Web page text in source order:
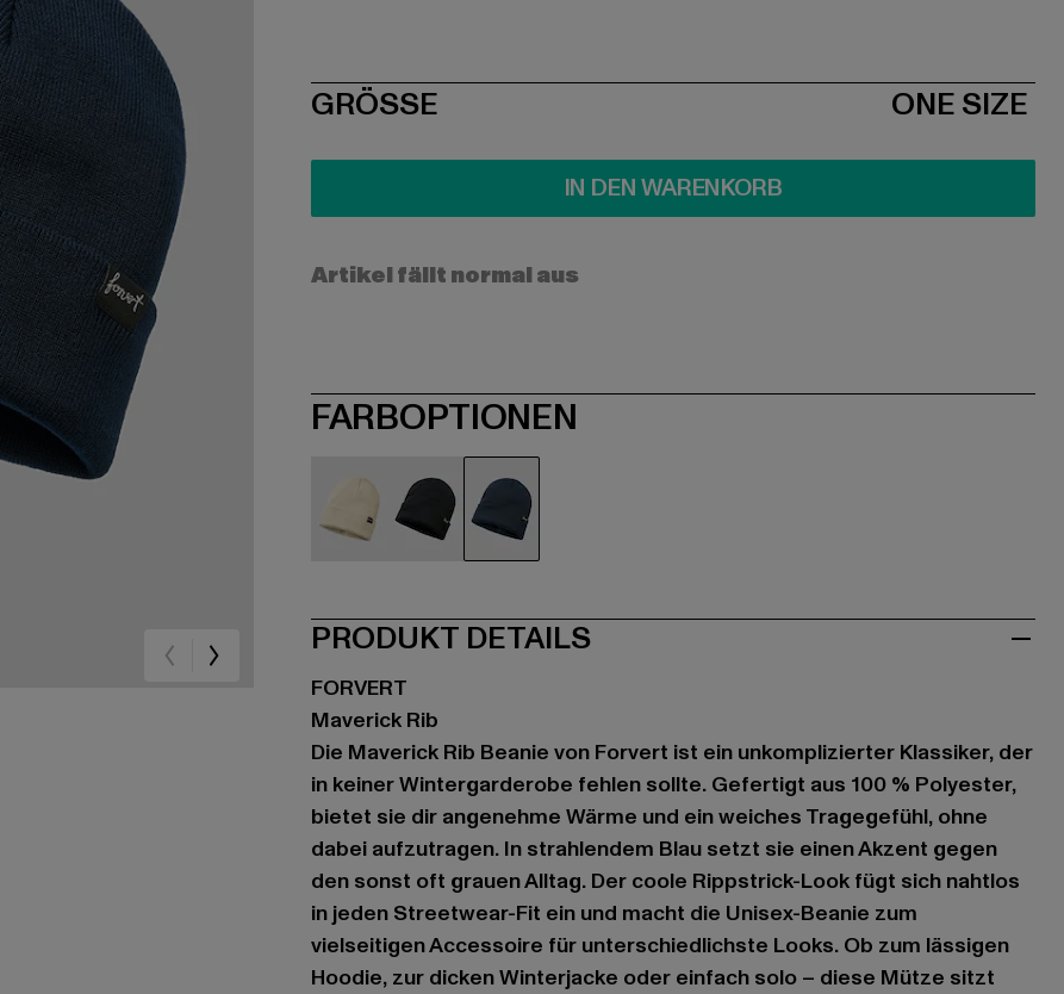
SIZE
GRÖSSE ONE SIZE
IN DEN WARENKORB
Artikel fällt normal aus
FARBOPTIONEN
PRODUKT DETAILS
FORVERT
Maverick Rib
Die Maverick Rib Beanie von Forvert ist ein unkomplizierter Klassiker, der
in keiner Wintergarderobe fehlen sollte. Gefertigt aus 100 % Polyester,
bietet sie dir angenehme Wärme und ein weiches Tragegefühl, ohne
dabei aufzutragen. In strahlendem Blau setzt sie einen Akzent gegen
den sonst oft grauen Alltag. Der coole Rippstrick-Look fügt sich nahtlos
in jeden Streetwear-Fit ein und macht die Unisex-Beanie zum
vielseitigen Accessoire für unterschiedlichste Looks. Ob zum lässigen
Hoodie, zur dicken Winterjacke oder einfach solo – diese Mütze sitzt